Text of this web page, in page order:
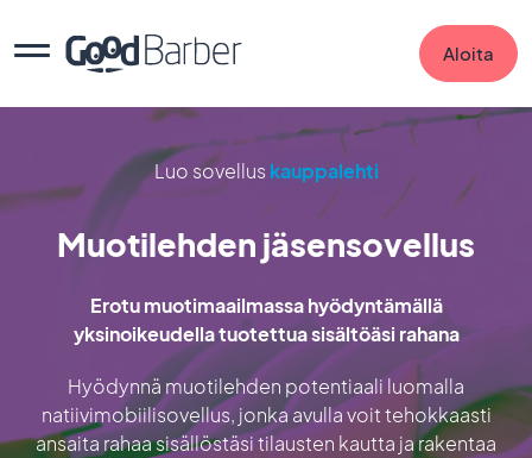
Aloita
Luo sovellus kauppalehti
Muotilehden jäsensovellus
Erotu muotimaailmassa hyödyntämällä
yksinoikeudella tuotettua sisältöäsi rahana
Hyödynnä muotilehden potentiaali luomalla
natiivimobiilisovellus, jonka avulla voit tehokkaasti
ansaita rahaa sisällöstäsi tilausten kautta ja rakentaa